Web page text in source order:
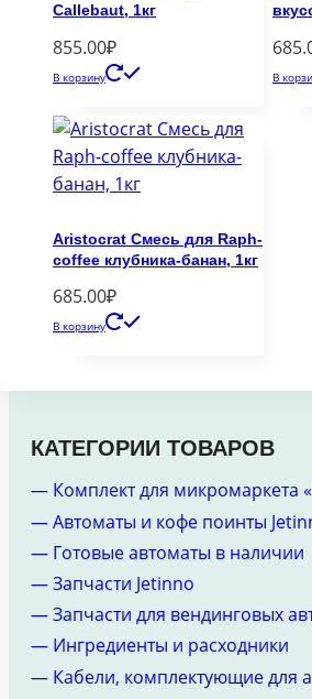
Callebaut, 1кг
855.00₽
В корзину В
Aristocrat Смесь для Raph-
coffee клубника-банан, 1кг
685.00₽
В корзину
КАТЕГОРИИ ТОВАРОВ
— Комплект для микромаркета
— Автоматы и кофе поинты
— Готовые автоматы в наличии
— Запчасти Jetinno
— Запчасти для вендинговых
— Ингредиенты и расходники
— Кабели, комплектующие для